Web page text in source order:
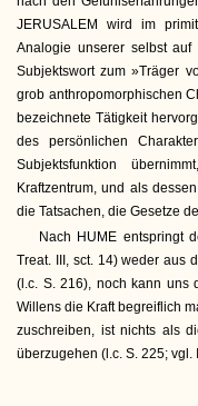
JERUSALEM wird im
Analogie unserer selbst
Subjektswort zum »Träger
grob anthropomorphischen
bezeichnete Tätigkeit
des persönlichen
Subjektsfunktion
Kraftzentrum, und als
die Tatsachen, die Gesetze
Nach HUME entspringt
Treat. III, sct. 14) weder aus
(l.c. S. 216), noch kann uns
Willens die Kraft begreiflich
zuschreiben, ist nichts als
überzugehen (l.c. S. 225; vgl.